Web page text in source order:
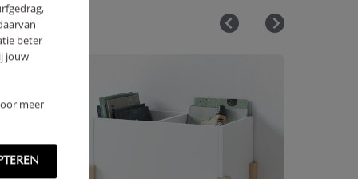
beter
jouw
meer